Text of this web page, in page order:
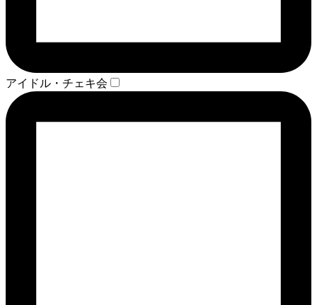
アイドル・チェキ会